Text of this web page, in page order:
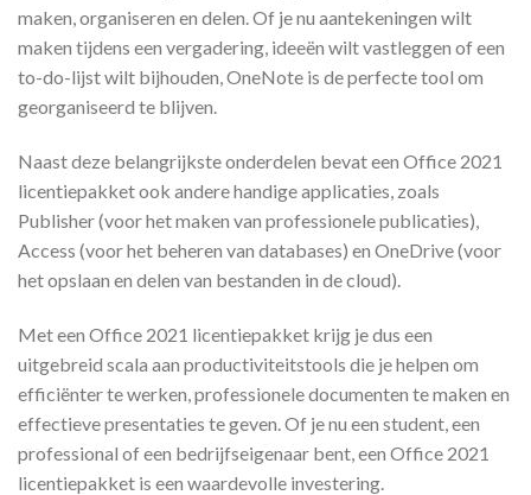
maken, organiseren en delen. Of je nu aantekeningen wilt
maken tijdens een vergadering, ideeën wilt vastleggen of een
to-do-lijst wilt bijhouden, OneNote is de perfecte tool om
georganiseerd te blijven.
Naast deze belangrijkste onderdelen bevat een Office 2021
licentiepakket ook andere handige applicaties, zoals
Publisher (voor het maken van professionele publicaties),
Access (voor het beheren van databases) en OneDrive (voor
het opslaan en delen van bestanden in de cloud).
Met een Office 2021 licentiepakket krijg je dus een
uitgebreid scala aan productiviteitstools die je helpen om
efficiënter te werken, professionele documenten te maken en
effectieve presentaties te geven. Of je nu een student, een
professional of een bedrijfseigenaar bent, een Office 2021
licentiepakket is een waardevolle investering.